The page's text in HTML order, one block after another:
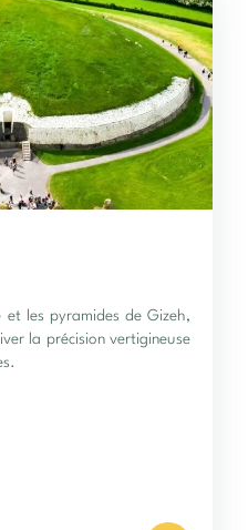
et les pyramides de Gizeh,
la précision vertigineuse